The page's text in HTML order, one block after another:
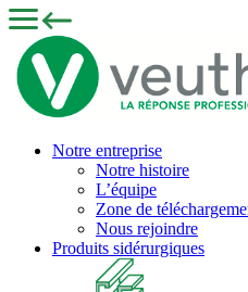
Notre entreprise
Notre histoire
L’équipe
Zone de
Nous rejoindre
Produits sidérurgiques